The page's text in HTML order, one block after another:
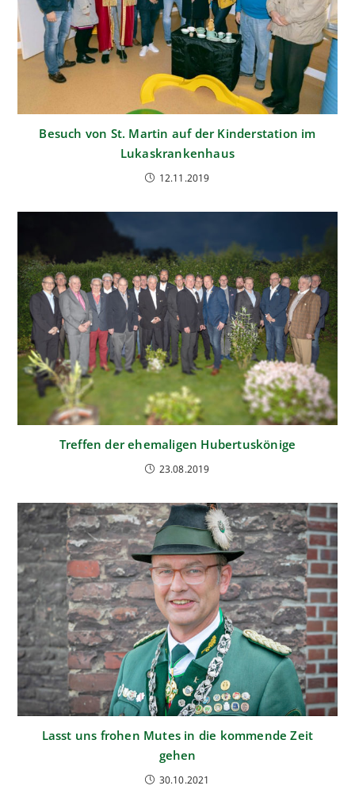
Besuch von St. Martin auf der Kinderstation im
Lukaskrankenhaus
12.11.2019
Treffen der ehemaligen Hubertuskönige
23.08.2019
Lasst uns frohen Mutes in die kommende Zeit
gehen
30.10.2021